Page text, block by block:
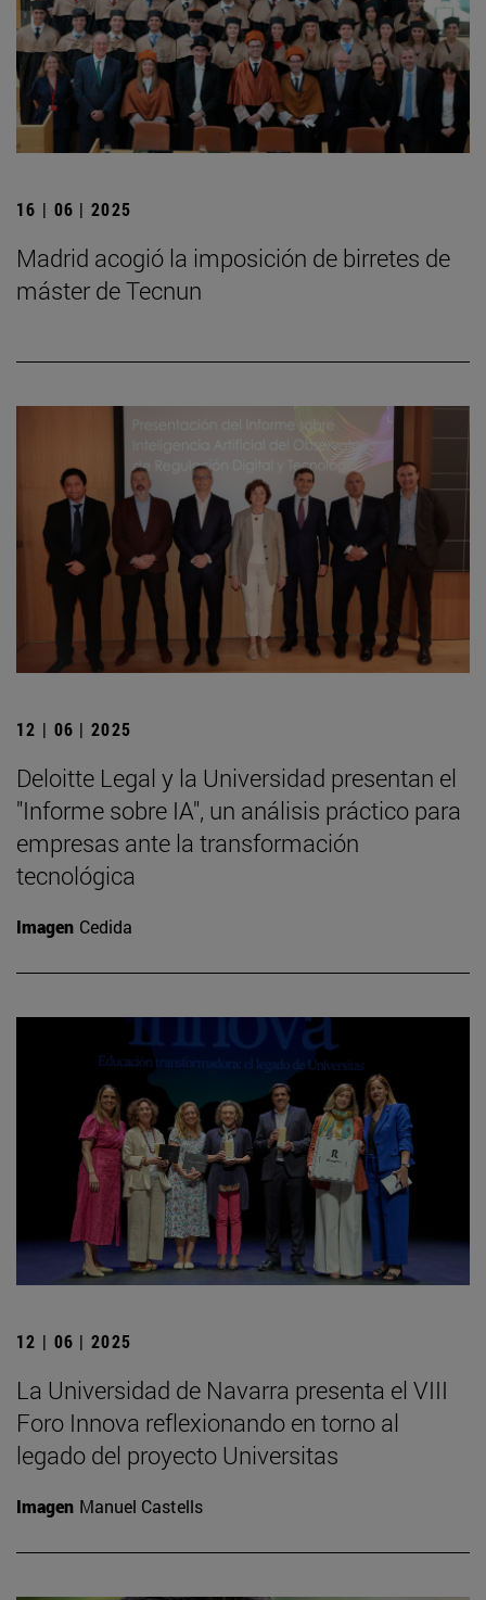
16 | 06 | 2025
Madrid acogió la imposición de birretes de
máster de Tecnun
12 | 06 | 2025
Deloitte Legal y la Universidad presentan el
"Informe sobre IA", un análisis práctico para
empresas ante la transformación
tecnológica
Imagen Cedida
12 | 06 | 2025
La Universidad de Navarra presenta el VIII
Foro Innova reflexionando en torno al
legado del proyecto Universitas
Imagen Manuel Castells